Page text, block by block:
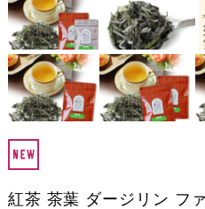
紅茶 茶葉 ダージリン フ